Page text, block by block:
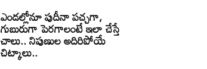
ఎండల్లోనూ పుదీనా పచ్చగా,
గుబురుగా పెరగాలంటే ఇలా చేస్తే
చాలు.. నిపుణుల అదిరిపోయే
చిట్కాలు..